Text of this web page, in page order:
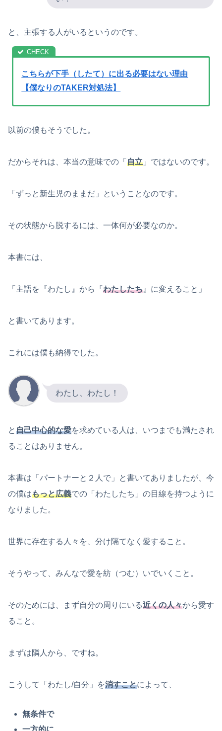
と、主張する人がいるというのです。
こちらが下手（したて）に出る必要はない理由
【僕なりのTAKER対処法】
以前の僕もそうでした。
だからそれは、本当の意味での「 自立 」ではないのです。
「ずっと新生児のままだ」ということなのです。
その状態から脱するには、一体何が必要なのか。
本書には、
「主語を『わたし』から『わたしたち 』に変えること」
と書いてあります。
これには僕も納得でした。
わたし、わたし！
と自己中心的な愛を求めている人は、いつまでも満たされ
ることはありません。
本書は「パートナーと２人で」と書いてありましたが、今
の僕はもっと広義での「わたしたち」の目線を持つように
なりました。
世界に存在する人々を、分け隔てなく愛すること。
そうやって、みんなで愛を紡（つむ）いでいくこと。
そのためには、まず自分の周りにいる近くの人々から愛す
ること。
まずは隣人から、ですね。
こうして「わたし/自分」を消すことによって、
無条件で